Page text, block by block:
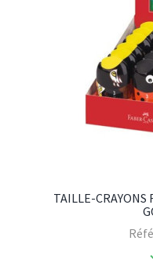
TAILLE-CRAYONS